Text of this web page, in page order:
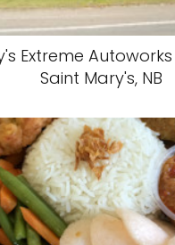
Extreme
Saint Mary's, NB